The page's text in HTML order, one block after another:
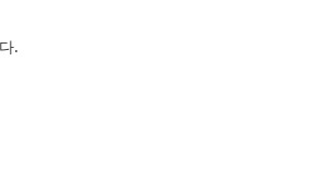
.